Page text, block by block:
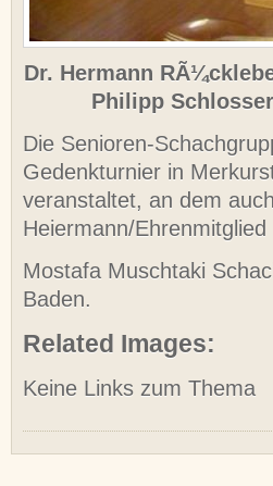
Dr. Hermann
Philipp
Die Senioren-
Gedenkturnier in
veranstaltet, an dem
Heiermann/
Mostafa Muschtaki
Baden.
Related Images:
Keine Links zum Thema